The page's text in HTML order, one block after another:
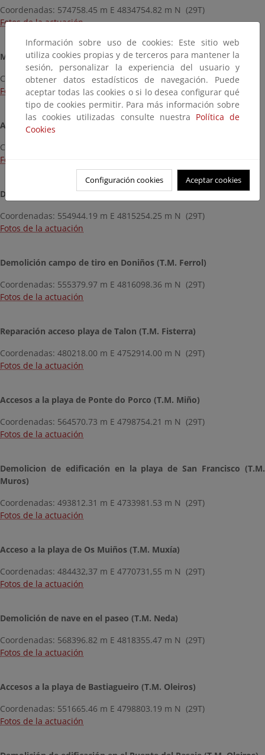
Coordenadas: 574758.45 m E 4834754.82 m N (29T)
Fotos de la actuación
Mirador en Maniños (T.M. Fene)
Coordenadas: 564700.99 m E 4812326.88 m N (29T)
Fotos de la actuación
Acceso a la playa de San Felipe (T.M. Ferrol)
Coordenadas: 558358,01 m E 4813097,04 m N (29T)
Fotos de la actuación
Demolición edificación en la playa de Doniños (T.M. Ferrol)
Coordenadas: 554944.19 m E 4815254.25 m N (29T)
Fotos de la actuación
Demolición campo de tiro en Doniños (T.M. Ferrol)
Coordenadas: 555379.97 m E 4816098.36 m N (29T)
Fotos de la actuación
Reparación acceso playa de Talon (T.M. Fisterra)
Coordenadas: 480218.00 m E 4752914.00 m N (29T)
Fotos de la actuación
Accesos a la playa de Ponte do Porco (T.M. Miño)
Coordenadas: 564570.73 m E 4798754.21 m N (29T)
Fotos de la actuación
Demolicion de edificación en la playa de San Francisco (T.M.
Muros)
Coordenadas: 493812.31 m E 4733981.53 m N (29T)
Fotos de la actuación
Acceso a la playa de Os Muiños (T.M. Muxía)
Coordenadas: 484432,37 m E 4770731,55 m N (29T)
Fotos de la actuación
Demolición de nave en el paseo (T.M. Neda)
Coordenadas: 568396.82 m E 4818355.47 m N (29T)
Fotos de la actuación
Accesos a la playa de Bastiagueiro (T.M. Oleiros)
Coordenadas: 551665.46 m E 4798803.19 m N (29T)
Fotos de la actuación
Información sobre uso de cookies: Este sitio web
utiliza cookies propias y de terceros para mantener la
sesión, personalizar la experiencia del usuario y
obtener datos estadísticos de navegación. Puede
aceptar todas las cookies o si lo desea configurar qué
tipo de cookies permitir. Para más información sobre
las cookies utilizadas consulte nuestra Política de
Cookies
Configuración cookies Aceptar cookies